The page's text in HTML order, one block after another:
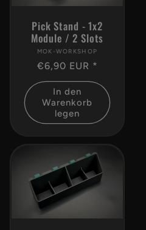
Pick Stand - 1x2
Module / 2 Slots
Anbieter:
MOK-WORKSHOP
Normaler
Preis
€6,90 EUR *
In den
Warenkorb
legen